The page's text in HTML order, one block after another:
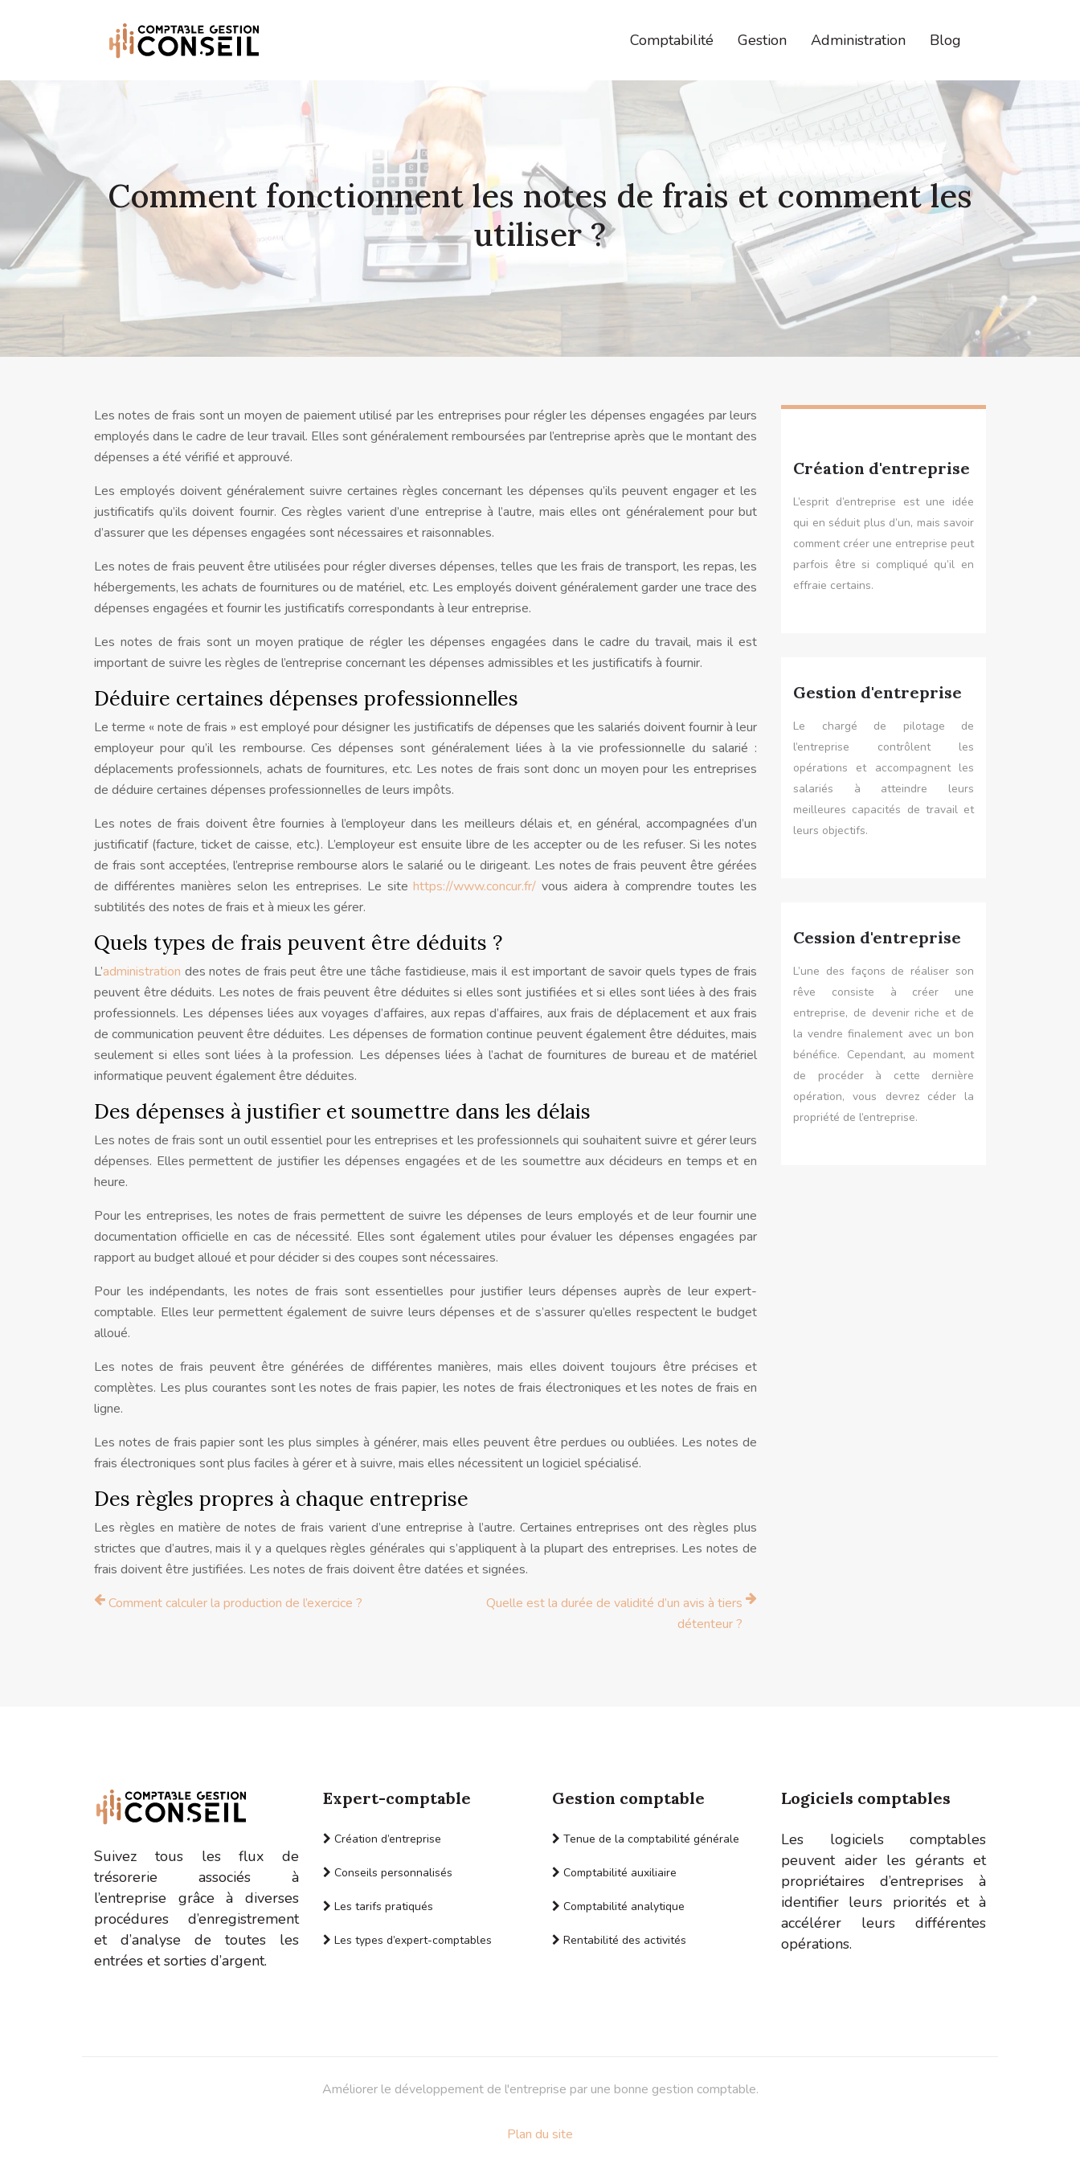
Comptabilité Gestion Administration Blog
Comment fonctionnent les notes de frais et comment les
utiliser ?
Les notes de frais sont un moyen de paiement utilisé par les entreprises pour régler les dépenses engagées par leurs
employés dans le cadre de leur travail. Elles sont généralement remboursées par l’entreprise après que le montant des
dépenses a été vérifié et approuvé.
Les employés doivent généralement suivre certaines règles concernant les dépenses qu’ils peuvent engager et les
justificatifs qu’ils doivent fournir. Ces règles varient d’une entreprise à l’autre, mais elles ont généralement pour but
d’assurer que les dépenses engagées sont nécessaires et raisonnables.
Les notes de frais peuvent être utilisées pour régler diverses dépenses, telles que les frais de transport, les repas, les
hébergements, les achats de fournitures ou de matériel, etc. Les employés doivent généralement garder une trace des
dépenses engagées et fournir les justificatifs correspondants à leur entreprise.
Les notes de frais sont un moyen pratique de régler les dépenses engagées dans le cadre du travail, mais il est
important de suivre les règles de l’entreprise concernant les dépenses admissibles et les justificatifs à fournir.
Déduire certaines dépenses professionnelles
Le terme « note de frais » est employé pour désigner les justificatifs de dépenses que les salariés doivent fournir à leur
employeur pour qu’il les rembourse. Ces dépenses sont généralement liées à la vie professionnelle du salarié :
déplacements professionnels, achats de fournitures, etc. Les notes de frais sont donc un moyen pour les entreprises
de déduire certaines dépenses professionnelles de leurs impôts.
Les notes de frais doivent être fournies à l’employeur dans les meilleurs délais et, en général, accompagnées d’un
justificatif (facture, ticket de caisse, etc.). L’employeur est ensuite libre de les accepter ou de les refuser. Si les notes
de frais sont acceptées, l’entreprise rembourse alors le salarié ou le dirigeant. Les notes de frais peuvent être gérées
de différentes manières selon les entreprises. Le sitehttps://www.concur.fr/ vous aidera à comprendre toutes les
subtilités des notes de frais et à mieux les gérer.
Quels types de frais peuvent être déduits ?
L’administration des notes de frais peut être une tâche fastidieuse, mais il est important de savoir quels types de frais
peuvent être déduits. Les notes de frais peuvent être déduites si elles sont justifiées et si elles sont liées à des frais
professionnels. Les dépenses liées aux voyages d’affaires, aux repas d’affaires, aux frais de déplacement et aux frais
de communication peuvent être déduites. Les dépenses de formation continue peuvent également être déduites, mais
seulement si elles sont liées à la profession. Les dépenses liées à l’achat de fournitures de bureau et de matériel
informatique peuvent également être déduites.
Des dépenses à justifier et soumettre dans les délais
Les notes de frais sont un outil essentiel pour les entreprises et les professionnels qui souhaitent suivre et gérer leurs
dépenses. Elles permettent de justifier les dépenses engagées et de les soumettre aux décideurs en temps et en
heure.
Pour les entreprises, les notes de frais permettent de suivre les dépenses de leurs employés et de leur fournir une
documentation officielle en cas de nécessité. Elles sont également utiles pour évaluer les dépenses engagées par
rapport au budget alloué et pour décider si des coupes sont nécessaires.
Pour les indépendants, les notes de frais sont essentielles pour justifier leurs dépenses auprès de leur expert-
comptable. Elles leur permettent également de suivre leurs dépenses et de s’assurer qu’elles respectent le budget
alloué.
Les notes de frais peuvent être générées de différentes manières, mais elles doivent toujours être précises et
complètes. Les plus courantes sont les notes de frais papier, les notes de frais électroniques et les notes de frais en
ligne.
Les notes de frais papier sont les plus simples à générer, mais elles peuvent être perdues ou oubliées. Les notes de
frais électroniques sont plus faciles à gérer et à suivre, mais elles nécessitent un logiciel spécialisé.
Des règles propres à chaque entreprise
Les règles en matière de notes de frais varient d’une entreprise à l’autre. Certaines entreprises ont des règles plus
strictes que d’autres, mais il y a quelques règles générales qui s’appliquent à la plupart des entreprises. Les notes de
frais doivent être justifiées. Les notes de frais doivent être datées et signées.
Comment calculer la production de l’exercice ?
Quelle est la durée de validité d’un avis à tiers
détenteur ?
Création d'entreprise
L’esprit d’entreprise est une idée
qui en séduit plus d’un, mais savoir
comment créer une entreprise peut
parfois être si compliqué qu’il en
effraie certains.
Gestion d'entreprise
Le chargé de pilotage de
l’entreprise contrôlent les
opérations et accompagnent les
salariés à atteindre leurs
meilleures capacités de travail et
leurs objectifs.
Cession d'entreprise
L’une des façons de réaliser son
rêve consiste à créer une
entreprise, de devenir riche et de
la vendre finalement avec un bon
bénéfice. Cependant, au moment
de procéder à cette dernière
opération, vous devrez céder la
propriété de l’entreprise.
Suivez tous les flux de
trésorerie associés à
l’entreprise grâce à diverses
procédures d’enregistrement
et d’analyse de toutes les
entrées et sorties d’argent.
Expert-comptable
Création d’entreprise
Conseils personnalisés
Les tarifs pratiqués
Les types d’expert-comptables
Gestion comptable
Tenue de la comptabilité générale
Comptabilité auxiliaire
Comptabilité analytique
Rentabilité des activités
Logiciels comptables
Les logiciels comptables
peuvent aider les gérants et
propriétaires d’entreprises à
identifier leurs priorités et à
accélérer leurs différentes
opérations.
Améliorer le développement de l'entreprise par une bonne gestion comptable.
Plan du site